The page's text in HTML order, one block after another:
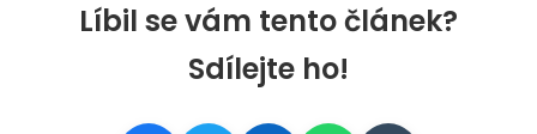
Líbil se vám tento článek?
Sdílejte ho!